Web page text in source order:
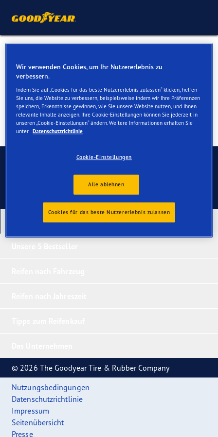
Countryman
Kontaktieren Sie uns
Unsere neuesten Produkte
© 2026 The Goodyear Tire & Rubber Company
Nutzungsbedingungen
Datenschutzrichtlinie
Impressum
Seitenübersicht
Presse
Wir verwenden Cookies, um Ihr Nutzererlebnis zu
verbessern.
Indem Sie auf „Cookies für das beste Nutzererlebnis zulassen“ klicken, helfen
Sie uns, die Website zu verbessern, beispielsweise indem wir Ihre Präferenzen
speichern, Erkenntnisse gewinnen, wie Sie unsere Website nutzen, und Ihnen
relevante Inhalte anzeigen. Ihre Cookie-Einstellungen können Sie jederzeit in
unseren „Cookie-Einstellungen“ ändern. Weitere Informationen erhalten Sie
unter Datenschutzrichtlinie
Cookie-Einstellungen
Alle ablehnen
Cookies für das beste Nutzererlebnis zulassen